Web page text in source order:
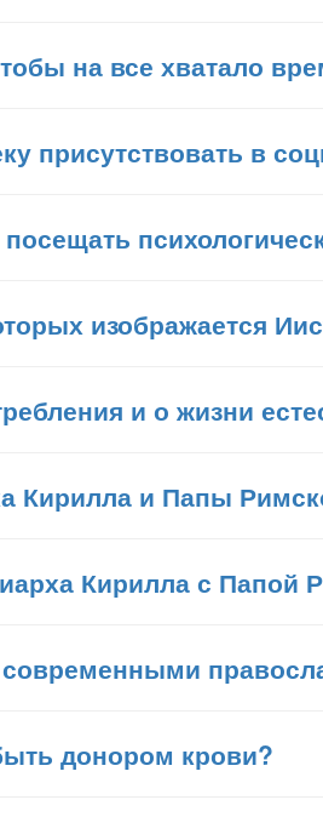
на все хватало
присутствовать в
изображается
и о жизни
Кирилла и Папы
Кирилла с
донором крови?